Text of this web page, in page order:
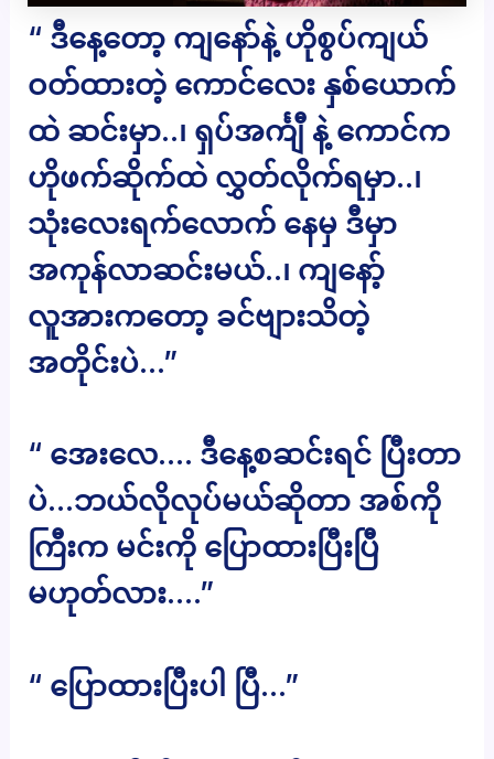
“ ဒီနေ့တော့ ကျနော်နဲ့ ဟိုစွပ်ကျယ်
ဝတ်ထားတဲ့ ကောင်လေး နှစ်ယောက်
ထဲ ဆင်းမှာ..၊ ရှပ်အင်္ကျီ နဲ့ ကောင်က
ဟိုဖက်ဆိုက်ထဲ လွှတ်လိုက်ရမှာ..၊
သုံးလေးရက်လောက် နေမှ ဒီမှာ
အကုန်လာဆင်းမယ်..၊ ကျနော့်
လူအားကတော့ ခင်ဗျားသိတဲ့
အတိုင်းပဲ…”
“ အေးလေ…. ဒီနေ့စဆင်းရင် ပြီးတာ
ပဲ…ဘယ်လိုလုပ်မယ်ဆိုတာ အစ်ကို
ကြီးက မင်းကို ပြောထားပြီးပြီ
မဟုတ်လား….”
“ ပြောထားပြီးပါ ပြီ…”